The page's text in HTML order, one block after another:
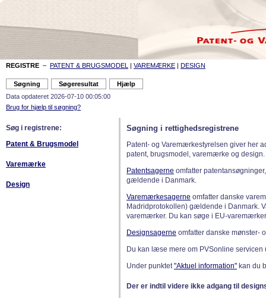
REGISTRE – PATENT & BRUGSMODEL | VAREMÆRKE | DESIGN
Data opdateret 2026-07-10 00:05:00
Brug for hjælp til søgning?
Søg i registrene:
Patent & Brugsmodel
Varemærke
Design
Søgning i rettighedsregistrene
Patent- og Varemærkestyrelsen giver her
patent, brugsmodel, varemærke og design.
Patentsagerne omfatter
gældende i Danmark.
Varemærkesagerne omfatter danske
Madridprotokollen) gældende i Danmark.
varemærker. Du kan søge i EU-
Designsagerne omfatter danske mønster-
Du kan læse mere om PVSonline
Under punktet"Aktuel information" kan du
Der er indtil videre ikke adgang til